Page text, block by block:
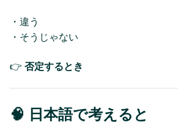
・違う
・そうじゃない
👉 否定するとき
🧠 日本語で考えると